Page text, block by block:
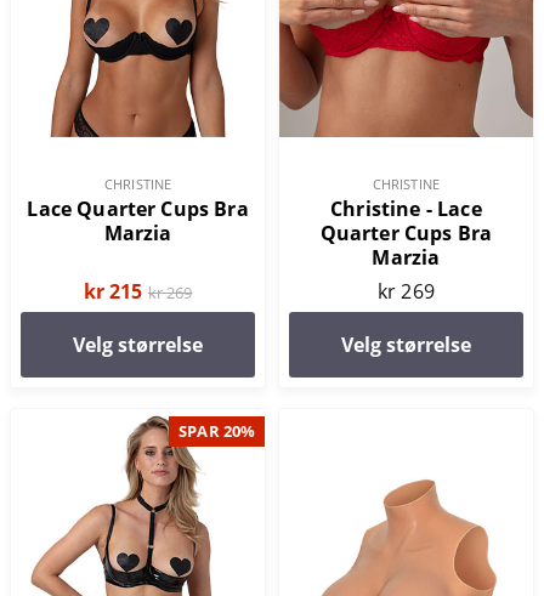
CHRISTINE
Lace Quarter Cups Bra
Marzia
kr 215 kr 269
Velg størrelse
CHRISTINE
Christine - Lace
Quarter Cups Bra
Marzia
kr 269
Velg størrelse
SPAR 20%